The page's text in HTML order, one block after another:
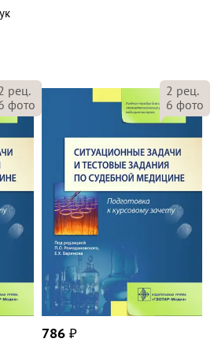
рец.
фото
2 рец.
6 фото
786 ₽